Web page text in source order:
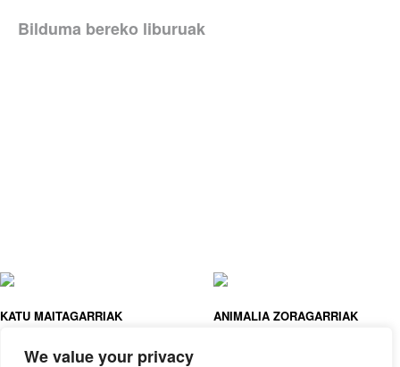
We value your privacy
Bilduma bereko liburuak
KATU MAITAGARRIAK ANIMALIA ZORAGARRIAK